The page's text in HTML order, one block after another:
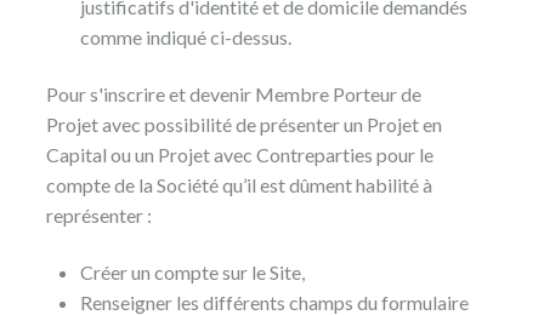
justificatifs d'identité et de domicile demandés
comme indiqué ci-dessus.
Pour s'inscrire et devenir Membre Porteur de
Projet avec possibilité de présenter un Projet en
Capital ou un Projet avec Contreparties pour le
compte de la Société qu’il est dûment habilité à
représenter :
Créer un compte sur le Site,
Renseigner les différents champs du formulaire